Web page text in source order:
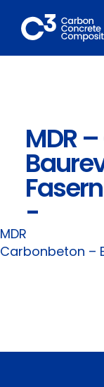
Inhalt
springen
Mitglieder
Fachbereiche
Suche
MDR
Fasern
-
MDR
Carbonbeton –